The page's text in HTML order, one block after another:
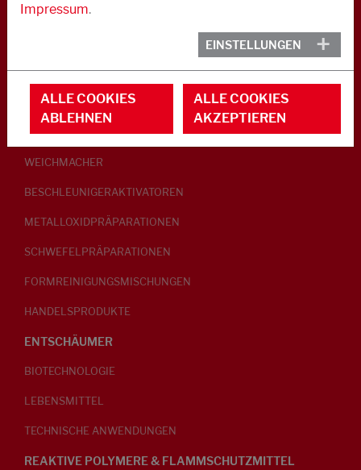
GLEITMITTEL
PEPTISATOREN
KLEBRIGMACHER / HOMOGENISATOREN
WEICHMACHER
BESCHLEUNIGERAKTIVATOREN
METALLOXIDPRÄPARATIONEN
SCHWEFELPRÄPARATIONEN
FORMREINIGUNGSMISCHUNGEN
HANDELSPRODUKTE
ENTSCHÄUMER
BIOTECHNOLOGIE
LEBENSMITTEL
TECHNISCHE ANWENDUNGEN
REAKTIVE POLYMERE & FLAMMSCHUTZMITTEL
Impressum.
EINSTELLUNGEN
ALLE COOKIES
ABLEHNEN
ALLE COOKIES
AKZEPTIEREN